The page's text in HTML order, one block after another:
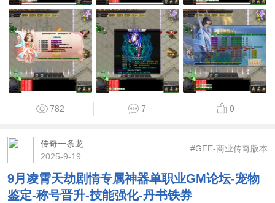
782 7 0
传奇一条龙
2025-9-19
#GEE-商业传奇版本
9月凌霄天劫剧情专属神器单职业GM论坛-宠物
鉴定-称号晋升-技能强化-丹书铁券